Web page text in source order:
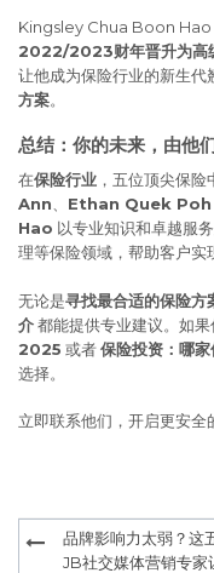
Kingsley Chua Boon Hao
2022/2023财年晋升为高
让他成为保险行业的新生代
方案。
总结：你的未来，由他
在保险行业 ，五位顶尖保险
Ann、 Ethan Quek Poh
Hao 以专业知识和卓越服
理等保险领域，帮助客户实
无论是寻找最合适的保险方
介都能提供专业建议。如
2025 或者保险投资：哪
选择。
立即联系他们，开启更安全
Post
navigation
品牌影响力太弱？这
JB社交媒体营销专家